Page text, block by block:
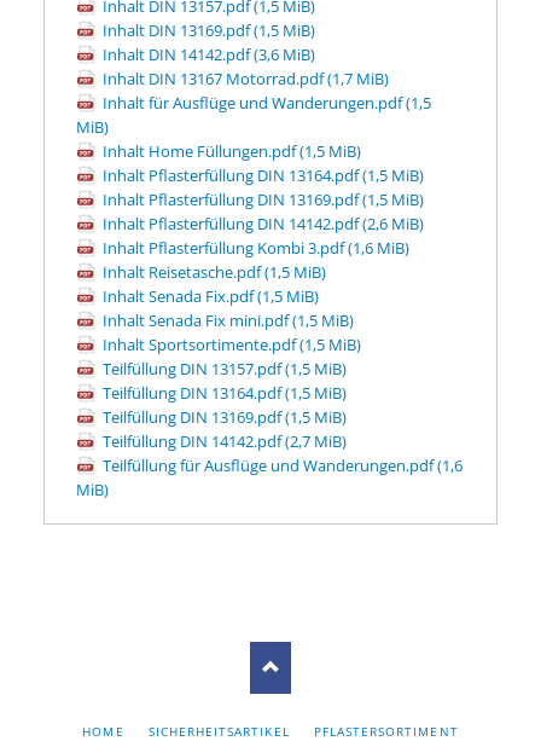
Inhalt DIN 13157.pdf(1,5 MiB)
Inhalt DIN 13169.pdf(1,5 MiB)
Inhalt DIN 14142.pdf(3,6 MiB)
Inhalt DIN 13167 Motorrad.pdf(1,7 MiB)
Inhalt für Ausflüge und Wanderungen.pdf(1,5
MiB)
Inhalt Home Füllungen.pdf(1,5 MiB)
Inhalt Pflasterfüllung DIN 13164.pdf(1,5 MiB)
Inhalt Pflasterfüllung DIN 13169.pdf(1,5 MiB)
Inhalt Pflasterfüllung DIN 14142.pdf(2,6 MiB)
Inhalt Pflasterfüllung Kombi 3.pdf(1,6 MiB)
Inhalt Reisetasche.pdf(1,5 MiB)
Inhalt Senada Fix.pdf(1,5 MiB)
Inhalt Senada Fix mini.pdf(1,5 MiB)
Inhalt Sportsortimente.pdf(1,5 MiB)
Teilfüllung DIN 13157.pdf(1,5 MiB)
Teilfüllung DIN 13164.pdf(1,5 MiB)
Teilfüllung DIN 13169.pdf(1,5 MiB)
Teilfüllung DIN 14142.pdf(2,7 MiB)
Teilfüllung für Ausflüge und Wanderungen.pdf(1,6
MiB)
HOME SICHERHEITSARTIKEL PFLASTERSORTIMENT